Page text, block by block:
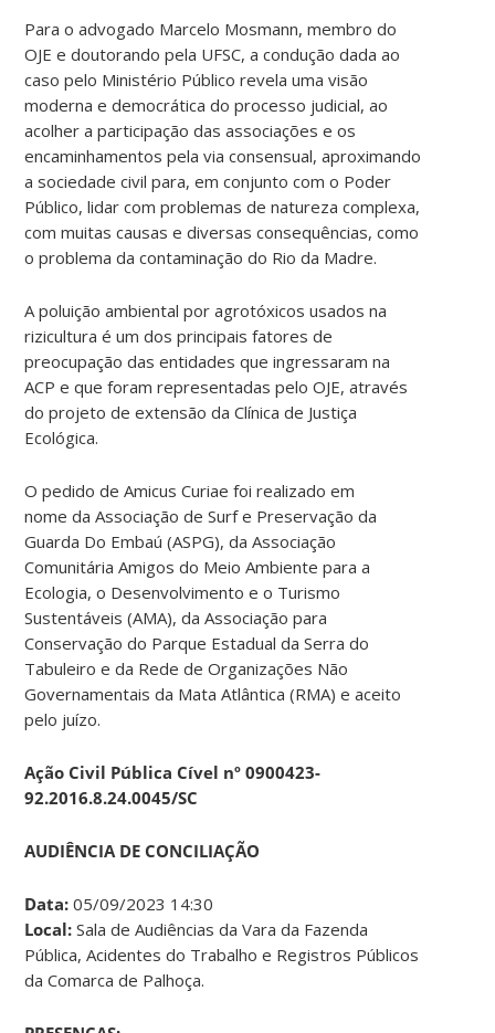
Para o advogado Marcelo Mosmann, membro do
OJE e doutorando pela UFSC, a condução dada ao
caso pelo Ministério Público revela uma visão
moderna e democrática do processo judicial, ao
acolher a participação das associações e os
encaminhamentos pela via consensual, aproximando
a sociedade civil para, em conjunto com o Poder
Público, lidar com problemas de natureza complexa,
com muitas causas e diversas consequências, como
o problema da contaminação do Rio da Madre.
A poluição ambiental por agrotóxicos usados na
rizicultura é um dos principais fatores de
preocupação das entidades que ingressaram na
ACP e que foram representadas pelo OJE, através
do projeto de extensão da Clínica de Justiça
Ecológica.
O pedido de Amicus Curiae foi realizado em
nome da Associação de Surf e Preservação da
Guarda Do Embaú (ASPG), da Associação
Comunitária Amigos do Meio Ambiente para a
Ecologia, o Desenvolvimento e o Turismo
Sustentáveis (AMA), da Associação para
Conservação do Parque Estadual da Serra do
Tabuleiro e da Rede de Organizações Não
Governamentais da Mata Atlântica (RMA) e aceito
pelo juízo.
Ação Civil Pública Cível nº 0900423-
92.2016.8.24.0045/SC
AUDIÊNCIA DE CONCILIAÇÃO
Data: 05/09/2023 14:30
Local: Sala de Audiências da Vara da Fazenda
Pública, Acidentes do Trabalho e Registros Públicos
da Comarca de Palhoça.